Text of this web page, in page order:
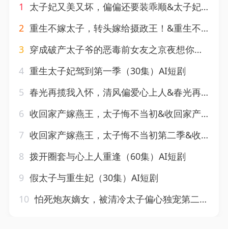
1
太子妃又美又坏，偏偏还要装乖顺&太子妃又美又坏偏偏还要装乖顺（98集）AI短剧
2 重生不嫁太子，转头嫁给摄政王！&重生不嫁太子转头嫁给摄政王（3集）AI短剧
3 穿成破产太子爷的恶毒前女友之京夜想你（30集）AI短剧
4 重生太子妃驾到第一季（30集）AI短剧
5 春光再揽我入怀，清风偏爱心上人&春光再揽我入怀清风偏爱心上人（132集）AI短剧
6 收回家产嫁燕王，太子悔不当初&收回家产嫁燕王太子悔不当初（102集）AI短剧
7 收回家产嫁燕王，太子悔不当初第二季&收回家产嫁燕王太子悔不当初第二季（110集）AI短剧
8 拨开圈套与心上人重逢（60集）AI短剧
9 假太子与重生妃（30集）AI短剧
10 怕死炮灰嫡女，被清冷太子偏心独宠第二季&怕死炮灰嫡女被清冷太子偏心独宠第二季（189集）AI短剧